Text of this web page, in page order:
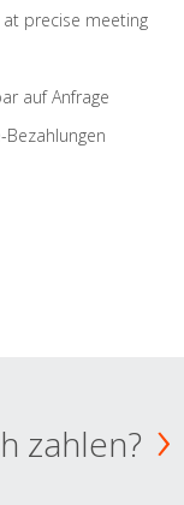
precise meeting
auf Anfrage
zahlen?